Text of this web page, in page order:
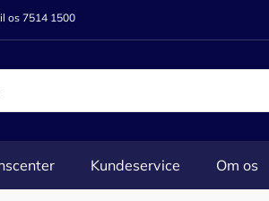
os 7514 1500
Kundeservice Om os